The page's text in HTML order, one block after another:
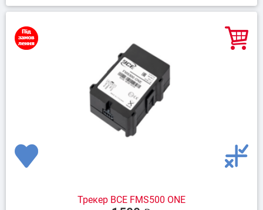
Трекер BCE FMS500 ONE